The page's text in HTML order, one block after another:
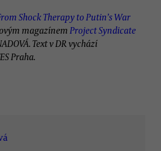
Shock Therapy to Putin’s War
magazínem Project Syndicate
Text v DR vychází
Praha.